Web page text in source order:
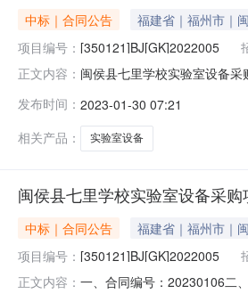
中标｜合同公告
福建省｜福州市｜
项目编号： [350121]BJ[GK]2022005
正文内容： 闽侯县七里学校实验室设备
建中思铭科技有限公司地址
发布时间： 2023-01-30 07:21
相关产品：
实验室设备
闽侯县七里学校实验室设备采购
中标｜合同公告 福建省｜福州市｜
项目编号： [350121]BJ[GK]2022005
正文内容： 一、合同编号：20230106二